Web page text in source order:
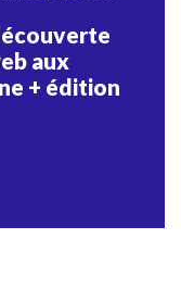
aux
+ édition